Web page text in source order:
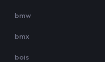
bmw
bmx
bois